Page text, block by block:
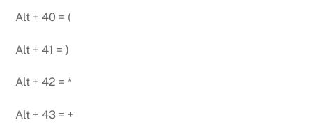
Alt + 40 = (
Alt + 41 = )
Alt + 42 = *
Alt + 43 = +